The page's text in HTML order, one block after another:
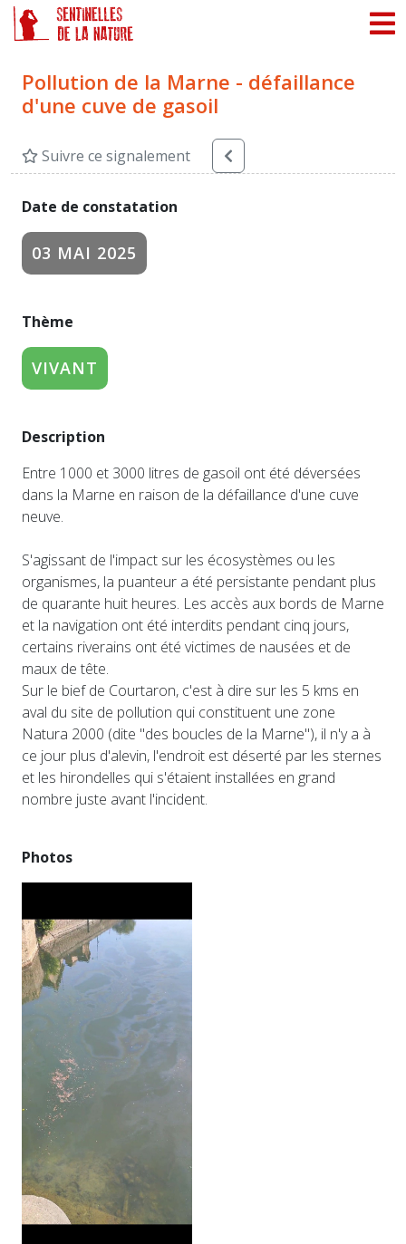
Pollution de la Marne - défaillance
d'une cuve de gasoil
Suivre ce signalement
Date de constatation
03 MAI 2025
Thème
VIVANT
Description
Entre 1000 et 3000 litres de gasoil ont été déversées
dans la Marne en raison de la défaillance d'une cuve
neuve.
S'agissant de l'impact sur les écosystèmes ou les
organismes, la puanteur a été persistante pendant plus
de quarante huit heures. Les accès aux bords de Marne
et la navigation ont été interdits pendant cinq jours,
certains riverains ont été victimes de nausées et de
maux de tête.
Sur le bief de Courtaron, c'est à dire sur les 5 kms en
aval du site de pollution qui constituent une zone
Natura 2000 (dite "des boucles de la Marne"), il n'y a à
ce jour plus d'alevin, l'endroit est déserté par les sternes
et les hirondelles qui s'étaient installées en grand
nombre juste avant l'incident.
Photos
Panneau de gestion des cookies